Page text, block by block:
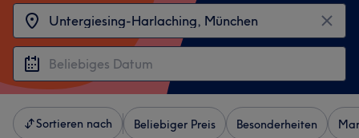
Sortieren nach Beliebiger Preis Besonderheiten